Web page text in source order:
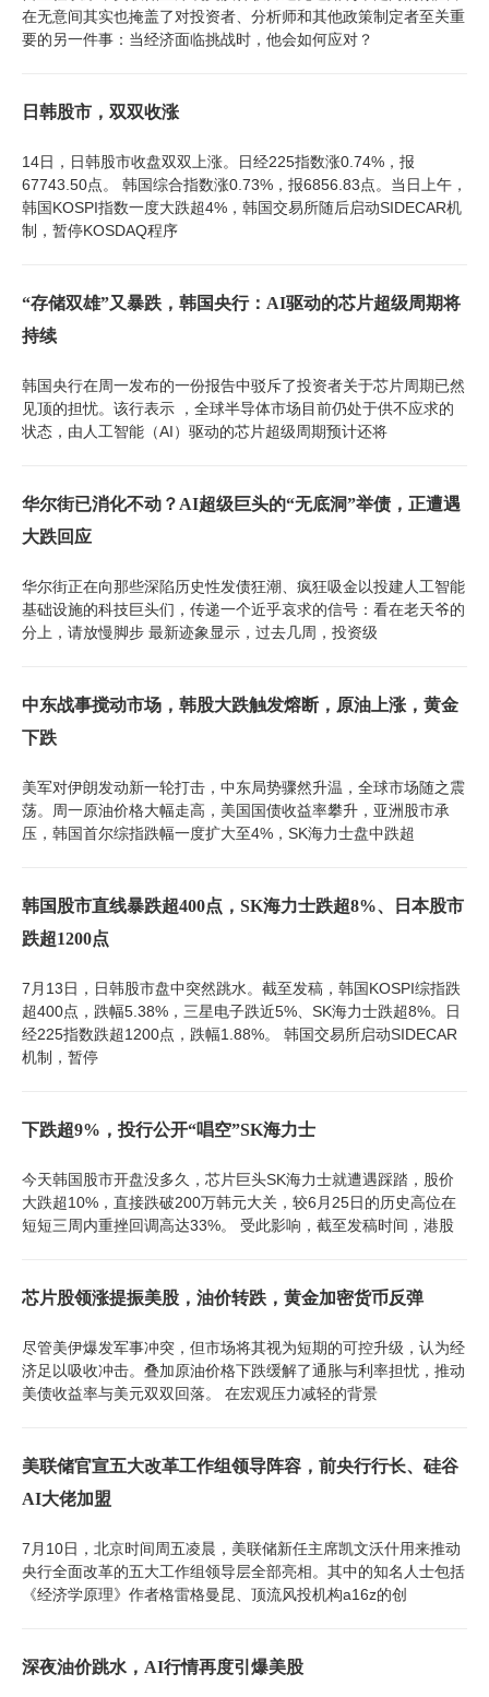
在无意间其实也掩盖了对投资者、分析师和其他政策制定者至关重
要的另一件事：当经济面临挑战时，他会如何应对？
日韩股市，双双收涨
14日，日韩股市收盘双双上涨。日经225指数涨0.74%，报
67743.50点。 韩国综合指数涨0.73%，报6856.83点。当日上午，
韩国KOSPI指数一度大跌超4%，韩国交易所随后启动SIDECAR机
制，暂停KOSDAQ程序
“存储双雄”又暴跌，韩国央行：AI驱动的芯片超级周期将
持续
韩国央行在周一发布的一份报告中驳斥了投资者关于芯片周期已然
见顶的担忧。该行表示 ，全球半导体市场目前仍处于供不应求的
状态，由人工智能（AI）驱动的芯片超级周期预计还将
华尔街已消化不动？AI超级巨头的“无底洞”举债，正遭遇
大跌回应
华尔街正在向那些深陷历史性发债狂潮、疯狂吸金以投建人工智能
基础设施的科技巨头们，传递一个近乎哀求的信号：看在老天爷的
分上，请放慢脚步 最新迹象显示，过去几周，投资级
中东战事搅动市场，韩股大跌触发熔断，原油上涨，黄金
下跌
美军对伊朗发动新一轮打击，中东局势骤然升温，全球市场随之震
荡。周一原油价格大幅走高，美国国债收益率攀升，亚洲股市承
压，韩国首尔综指跌幅一度扩大至4%，SK海力士盘中跌超
韩国股市直线暴跌超400点，SK海力士跌超8%、日本股市
跌超1200点
7月13日，日韩股市盘中突然跳水。截至发稿，韩国KOSPI综指跌
超400点，跌幅5.38%，三星电子跌近5%、SK海力士跌超8%。日
经225指数跌超1200点，跌幅1.88%。 韩国交易所启动SIDECAR
机制，暂停
下跌超9%，投行公开“唱空”SK海力士
今天韩国股市开盘没多久，芯片巨头SK海力士就遭遇踩踏，股价
大跌超10%，直接跌破200万韩元大关，较6月25日的历史高位在
短短三周内重挫回调高达33%。 受此影响，截至发稿时间，港股
芯片股领涨提振美股，油价转跌，黄金加密货币反弹
尽管美伊爆发军事冲突，但市场将其视为短期的可控升级，认为经
济足以吸收冲击。叠加原油价格下跌缓解了通胀与利率担忧，推动
美债收益率与美元双双回落。 在宏观压力减轻的背景
美联储官宣五大改革工作组领导阵容，前央行行长、硅谷
AI大佬加盟
7月10日，北京时间周五凌晨，美联储新任主席凯文沃什用来推动
央行全面改革的五大工作组领导层全部亮相。其中的知名人士包括
《经济学原理》作者格雷格曼昆、顶流风投机构a16z的创
深夜油价跳水，AI行情再度引爆美股